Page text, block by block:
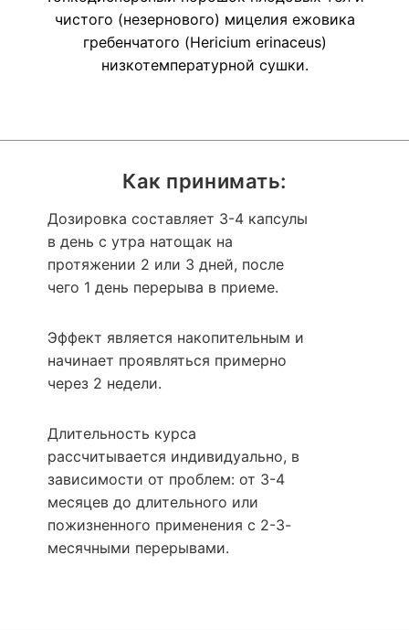
Как принимать:
Дозировка составляет 3-4 капсулы
в день с утра натощак на
протяжении 2 или 3 дней, после
чего 1 день перерыва в приеме.
Эффект является накопительным и
начинает проявляться примерно
через 2 недели.
Длительность курса
рассчитывается индивидуально, в
зависимости от проблем: от 3-4
месяцев до длительного или
пожизненного применения с 2-3-
месячными перерывами.
чистого (незернового) мицелия ежовика
гребенчатого (Hericium erinaceus)
низкотемпературной сушки.